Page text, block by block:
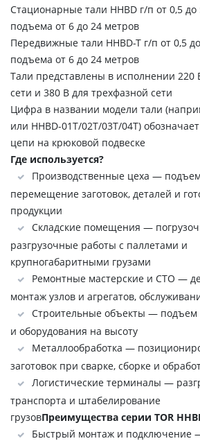
Стационарные тали HHBD г/п от 0,5
подъема от 6 до 24 метров
Передвижные тали HHBD-T г/п от 0,5
подъема от 6 до 24 метров
Тали представлены в исполнении 220
сети и 380 В для трехфазной сети
Цифра в названии модели тали
или HHBD-01T/02T/03T/04T)
цепи на крюковой подвеске
Где используется?
Производственные цеха —
перемещение заготовок, деталей и
продукции
Складские помещения —
разгрузочные работы с паллетами и
крупногабаритными грузами
Ремонтные мастерские и СТО —
монтаж узлов и агрегатов,
Строительные объекты — подъем
и оборудования на высоту
Металлообработка —
заготовок при сварке, сборке и
Логистические терминалы —
транспорта и штабелирование
грузовПреимущества серии TOR
Быстрый монтаж и подключение